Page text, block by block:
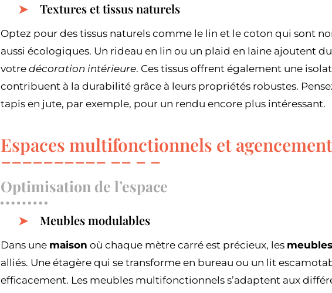
Textures et tissus naturels
Optez pour des tissus naturels comme le lin et le coton qui sont
aussi écologiques. Un rideau en lin ou un plaid en laine ajoutent
votre décoration intérieure. Ces tissus offrent également une
contribuent à la durabilité grâce à leurs propriétés robustes.
tapis en jute, par exemple, pour un rendu encore plus intéressant.
Espaces multifonctionnels et agencement
Optimisation de l’espace
Meubles modulables
Dans une maison où chaque mètre carré est précieux, les meubles
alliés. Une étagère qui se transforme en bureau ou un lit
efficacement. Les meubles multifonctionnels s’adaptent aux